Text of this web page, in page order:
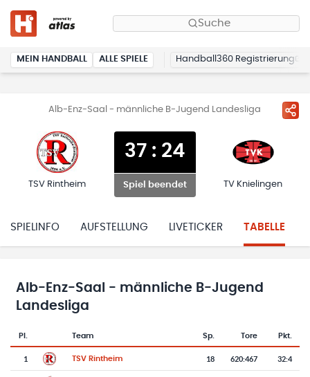
Suche
MEIN HANDBALL ALLE SPIELE Handball360 Registrierung
Alb-Enz-Saal - männliche B-Jugend Landesliga
TSV Rintheim
37 : 24
Spiel beendet TV Knielingen
SPIELINFO AUFSTELLUNG LIVETICKER TABELLE
Alb-Enz-Saal - männliche B-Jugend
Landesliga
Tabelle mit Vereinsplatzierungen, Spielen, Toren und Punkten
Pl.
Team-Logo
Team Sp. Tore Pkt.
1 TSV Rintheim 18 620:467 32:4